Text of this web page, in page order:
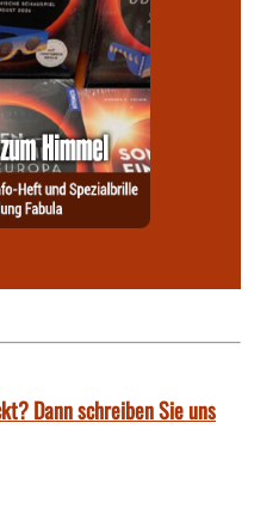
Dann schreiben Sie uns